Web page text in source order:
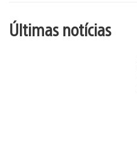
Últimas notícias